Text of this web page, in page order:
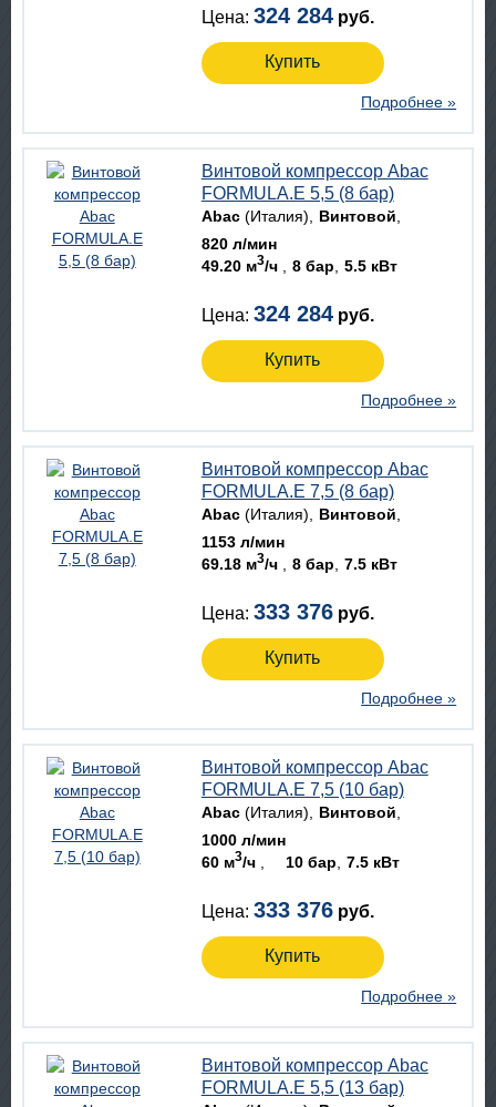
Цена: 324 284 руб.
Купить
Подробнее »
Винтовой компрессор Abac
FORMULA.E 5,5 (8 бар)
Abac(Италия)
Винтовой
820 л/мин
49.20 м3/ч 8 бар 5.5 кВт
Цена: 324 284 руб.
Купить
Подробнее »
Винтовой компрессор Abac
FORMULA.E 7,5 (8 бар)
Abac(Италия)
Винтовой
1153 л/мин
69.18 м3/ч 8 бар 7.5 кВт
Цена: 333 376 руб.
Купить
Подробнее »
Винтовой компрессор Abac
FORMULA.E 7,5 (10 бар)
Abac(Италия)
Винтовой
1000 л/мин
60 м3/ч 10 бар 7.5 кВт
Цена: 333 376 руб.
Купить
Подробнее »
Винтовой компрессор Abac
FORMULA.E 5,5 (13 бар)